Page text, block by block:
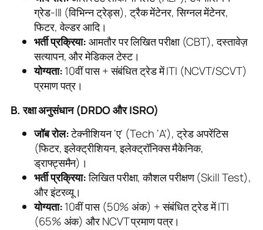
ग्रेड-III (विभिन्न ट्रेड्स), ट्रैक मेंटेनर, सिग्नल मेंटेनर,
फिटर, वेल्डर आदि।
भर्ती प्रक्रिया:आमतौर पर लिखित परीक्षा (CBT), दस्तावेज़
सत्यापन, और मेडिकल टेस्ट।
योग्यता:10वीं पास + संबंधित ट्रेड में ITI (NCVT/SCVT)
प्रमाण पत्र।
B. रक्षा अनुसंधान (DRDO और ISRO)
जॉब रोल:टेक्नीशियन ‘ए’ (Tech ‘A’), ट्रेड अपरेंटिस
(फिटर, इलेक्ट्रीशियन, इलेक्ट्रॉनिक्स मैकेनिक,
ड्राफ्ट्समैन)।
भर्ती प्रक्रिया:लिखित परीक्षा, कौशल परीक्षण (Skill Test),
और इंटरव्यू।
योग्यता:10वीं पास (50% अंक) + संबंधित ट्रेड में ITI
(65% अंक) और NCVT प्रमाण पत्र।